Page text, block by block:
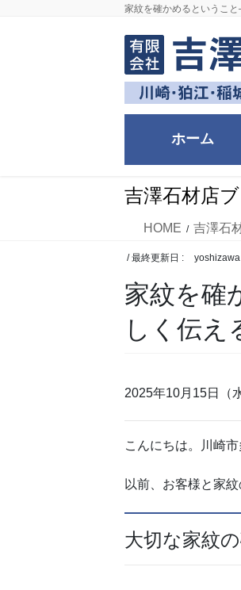
家紋を確かめるというこ
ホーム
吉澤石材店
HOME 吉澤石
/ 最終更新日 : yoshizawa
家紋を確
しく伝え
2025年10月15日（
こんにちは。川崎
以前、お客様と家
大切な家紋